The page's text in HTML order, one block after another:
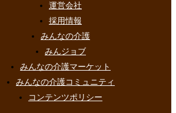
運営会社
採用情報
みんなの介護
みんジョブ
みんなの介護マーケット
みんなの介護コミュニティ
コンテンツポリシー